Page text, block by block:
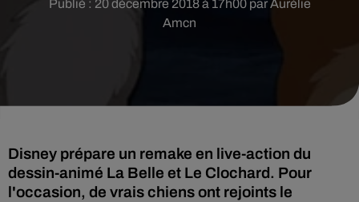
Publié : 20 décembre 2018 à 17h00 par Aurélie
Amcn
Disney prépare un remake en live-action du
dessin-animé La Belle et Le Clochard. Pour
l'occasion, de vrais chiens ont rejoints le